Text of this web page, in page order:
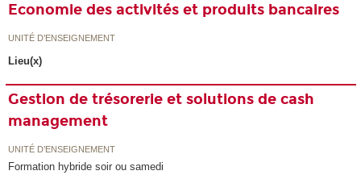
Economie des activités et produits bancaires
UNITÉ D’ENSEIGNEMENT
Lieu(x)
Gestion de trésorerie et solutions de cash
management
UNITÉ D’ENSEIGNEMENT
Formation hybride soir ou samedi